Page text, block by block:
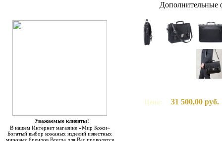
Уважаемые клиенты!
В нашем Интернет магазине «Мир Кожи»
Богатый выбор кожаных изделий известных
мировых брендов.Всегда для Вас проводятся
Дополнительные
Цена: 31 500,00 руб.